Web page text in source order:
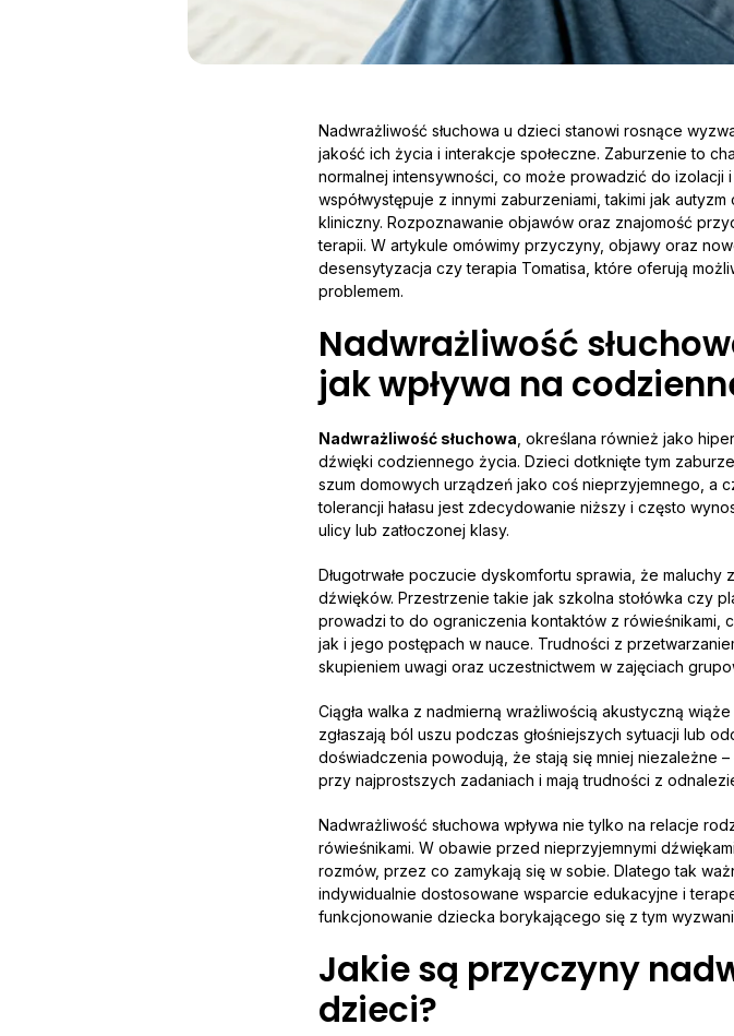
Nadwrażliwość słuchowa u dzieci stanowi rosnące
jakość ich życia i interakcje społeczne. Zaburzenie to
normalnej intensywności, co może prowadzić do izolacji
współwystępuje z innymi zaburzeniami, takimi jak
kliniczny. Rozpoznawanie objawów oraz znajomość
terapii. W artykule omówimy przyczyny, objawy oraz
desensytyzacja czy terapia Tomatisa, które oferują
problemem.
Nadwrażliwość
jak wpływa na
Nadwrażliwość słuchowa , określana również jako
dźwięki codziennego życia. Dzieci dotknięte tym
szum domowych urządzeń jako coś nieprzyjemnego, a
tolerancji hałasu jest zdecydowanie niższy i często
ulicy lub zatłoczonej klasy.
Długotrwałe poczucie dyskomfortu sprawia, że
dźwięków. Przestrzenie takie jak szkolna stołówka czy
prowadzi to do ograniczenia kontaktów z rówieśnikami,
jak i jego postępach w nauce. Trudności z
skupieniem uwagi oraz uczestnictwem w zajęciach
Ciągła walka z nadmierną wrażliwością akustyczną
zgłaszają ból uszu podczas głośniejszych sytuacji lub
doświadczenia powodują, że stają się mniej niezależne
przy najprostszych zadaniach i mają trudności z
Nadwrażliwość słuchowa wpływa nie tylko na relacje
rówieśnikami. W obawie przed nieprzyjemnymi
rozmów, przez co zamykają się w sobie. Dlatego tak
indywidualnie dostosowane wsparcie edukacyjne i
funkcjonowanie dziecka borykającego się z tym
Jakie są przyczyny
dzieci?